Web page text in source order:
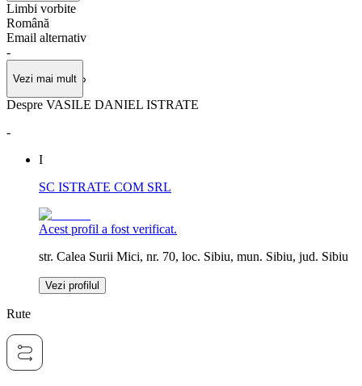
Limbi vorbite
Română
Email alternativ
-
Vezi mai mult
Despre VASILE DANIEL ISTRATE
-
I
SC ISTRATE COM SRL
Acest profil a fost verificat.
str. Calea Surii Mici, nr. 70, loc. Sibiu, mun. Sibiu, jud. Sibiu
Vezi profilul
Rute